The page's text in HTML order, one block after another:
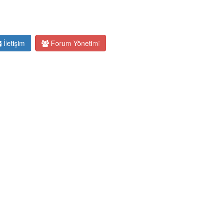
İletişim Forum Yönetimi